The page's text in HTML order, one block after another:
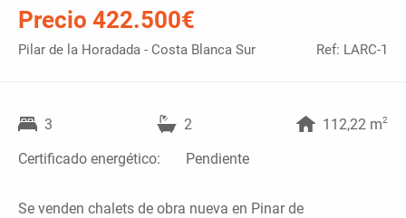
Precio 422.500€
Pilar de la Horadada - Costa Blanca Sur Ref: LARC-1
3 2 112,22 m2
Certificado energético: Pendiente
Se venden chalets de obra nueva en Pinar de